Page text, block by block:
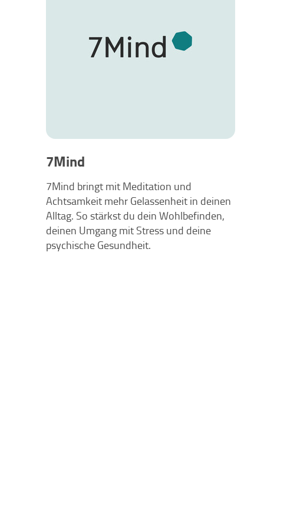
7Mind
7Mind bringt mit Meditation und
Achtsamkeit mehr Gelassenheit in deinen
Alltag. So stärkst du dein Wohlbefinden,
deinen Umgang mit Stress und deine
psychische Gesundheit.